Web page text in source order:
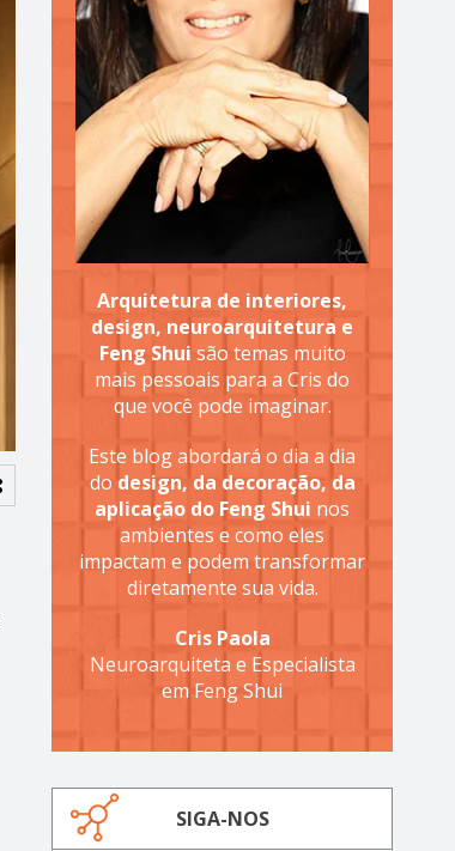
Arquitetura de interiores,
design, neuroarquitetura e
Feng Shui são temas muito
mais pessoais para a Cris do
que você pode imaginar.
Este blog abordará o dia a dia
do design, da decoração, da
aplicação do Feng Shui nos
ambientes e como eles
impactam e podem transformar
diretamente sua vida.
Cris Paola
Neuroarquiteta e Especialista
em Feng Shui
SIGA-NOS